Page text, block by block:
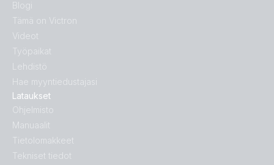
Lataukset
Ohjelmisto
Manuaalit
Tietolomakkeet
Tekniset tiedot
Blogi
Tämä on Victron
Videot
Työpaikat
Lehdistö
Hae myyntiedustajasi